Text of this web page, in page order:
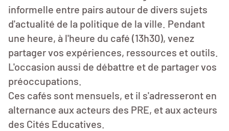
informelle entre pairs autour de divers sujets
d'actualité de la politique de la ville. Pendant
une heure, à l'heure du café (13h30), venez
partager vos expériences, ressources et outils.
L'occasion aussi de débattre et de partager vos
préoccupations.
Ces cafés sont mensuels, et il s'adresseront en
alternance aux acteurs des PRE, et aux acteurs
des Cités Educatives.